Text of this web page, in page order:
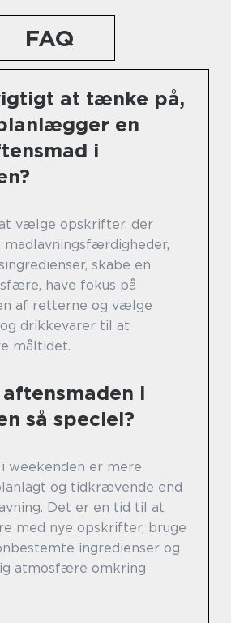
FAQ
at tænke på,
en
i
vælge opskrifter, der
skabe en
have fokus på
af retterne og vælge
drikkevarer til at
måltidet.
i
så speciel?
weekenden er mere
og tidkrævende end
Det er en tid til at
med nye opskrifter, bruge
ingredienser og
atmosfære omkring